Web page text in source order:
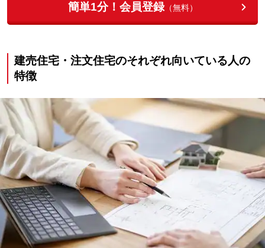
簡単1分！会員登録（無料）
建売住宅・注文住宅のそれぞれ向いている人の
特徴